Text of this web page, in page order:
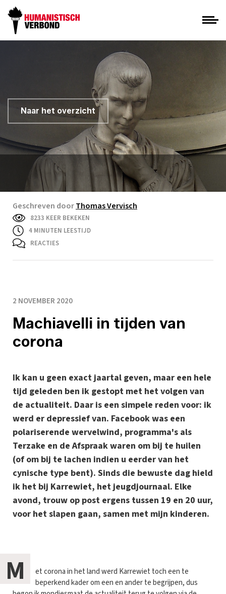
Naar het overzicht
Geschreven doorThomas Vervisch
8233 KEER BEKEKEN
4 MINUTEN LEESTIJD
REACTIES
2 NOVEMBER 2020
Machiavelli in tijden van
corona
Ik kan u geen exact jaartal geven, maar een hele
tijd geleden ben ik gestopt met het volgen van
de actualiteit. Daar is een simpele reden voor: ik
werd er depressief van. Facebook was een
polariserende wervelwind, programma's als
Terzake en de Afspraak waren om bij te huilen
(of om bij te lachen indien u eerder van het
cynische type bent). Sinds die bewuste dag hield
ik het bij Karrewiet, het jeugdjournaal. Elke
avond, trouw op post ergens tussen 19 en 20 uur,
voor het slapen gaan, samen met mijn kinderen.
M
et corona in het land werd Karrewiet toch een te
beperkend kader om een en ander te begrijpen, dus